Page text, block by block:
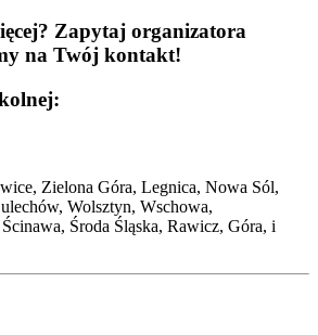
Zapytaj organizatora
na Twój kontakt!
Zielona Góra, Legnica, Nowa Sól,
Wolsztyn, Wschowa,
Środa Śląska, Rawicz, Góra, i